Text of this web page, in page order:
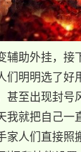
辅助外挂，接
们明明选了好
甚至出现封号
我就把自己一
家人们直接照